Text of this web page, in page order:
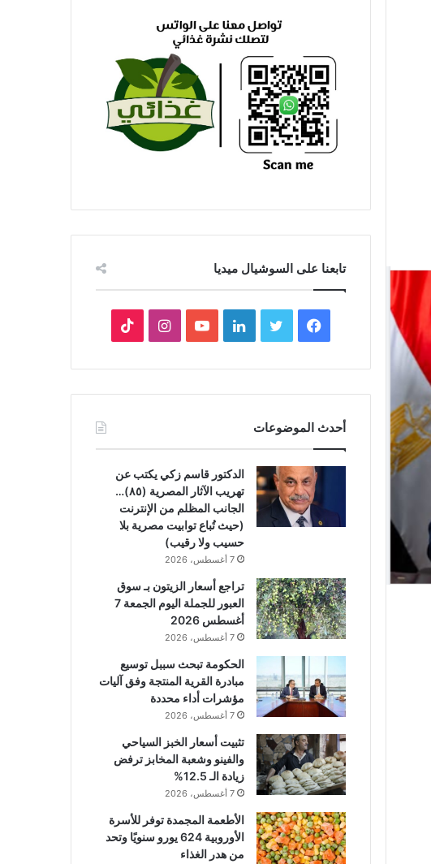
تابعنا على السوشيال ميديا
فيسبوكتويتر لينكدإنيوتيوبانستقرام
أحدث الموضوعات
الدكتور قاسم زكي يكتب عن
تهريب الآثار المصرية (٨٥)…
الجانب المظلم من الإنترنت
(حيث تُباع توابيت مصرية بلا
حسيب ولا رقيب)
7 أغسطس، 2026
تراجع أسعار الزيتون بـ سوق
العبور للجملة اليوم الجمعة 7
أغسطس 2026
7 أغسطس، 2026
الحكومة تبحث سببل توسيع
مبادرة القرية المنتجة وفق آليات
مؤشرات أداء محددة
7 أغسطس، 2026
تثبيت أسعار الخبز السياحي
والفينو وشعبة المخابز ترفض
زيادة الـ 12.5%
7 أغسطس، 2026
الأطعمة المجمدة توفر للأسرة
الأوروبية 624 يورو سنويًا وتحد
من هدر الغذاء